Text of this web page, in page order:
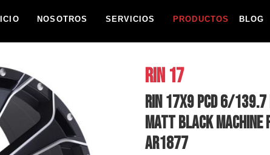
NOSOTROS SERVICIOS PRODUCTOS BLOG
RIN 17
RIN 17X9 PCD 6/
MATT BLACK MACHINE
AR1877